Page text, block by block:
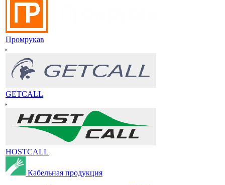
Промрукав
GETCALL
HOSTCALL
Кабельная продукция